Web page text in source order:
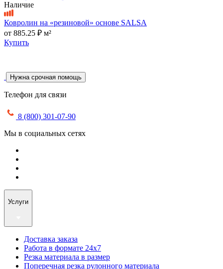
Наличие
Ковролин на «резиновой» основе SALSA
от 885.25 ₽ м²
Купить
Нужна срочная помощь
Телефон для связи
8 (800) 301-07-90
Мы в социальных сетях
Услуги
Доставка заказа
Работа в формате 24х7
Резка материала в размер
Поперечная резка рулонного материала